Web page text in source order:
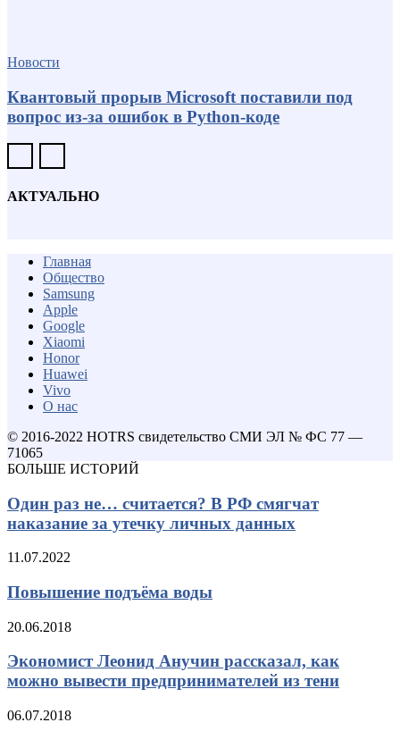
Новости
Квантовый прорыв Microsoft поставили под
вопрос из-за ошибок в Python-коде
АКТУАЛЬНО
Главная
Общество
Samsung
Apple
Google
Xiaomi
Honor
Huawei
Vivo
О нас
© 2016-2022 HOTRS свидетельство СМИ ЭЛ № ФС 77 —
71065
БОЛЬШЕ ИСТОРИЙ
Один раз не… считается? В РФ смягчат
наказание за утечку личных данных
11.07.2022
Повышение подъёма воды
20.06.2018
Экономист Леонид Анучин рассказал, как
можно вывести предпринимателей из тени
06.07.2018